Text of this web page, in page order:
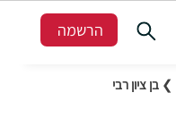
הרשמה
❯ בן ציון רבי